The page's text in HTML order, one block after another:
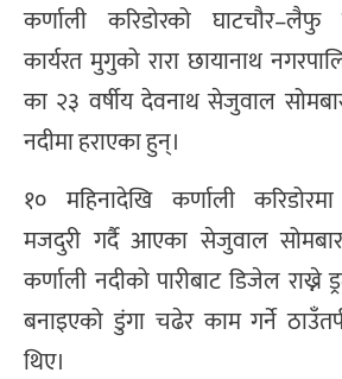
कर्णाली करिडोरको
कार्यरत मुगुको रारा छायानाथ
का २३ वर्षीय देवनाथ सेजुवाल
नदीमा हराएका हुन्।
१० महिनादेखि कर्णाली
मजदुरी गर्दै आएका सेजुवाल
कर्णाली नदीको पारीबाट डिजेल राख्ने
बनाइएको डुंगा चढेर काम गर्ने
थिए।